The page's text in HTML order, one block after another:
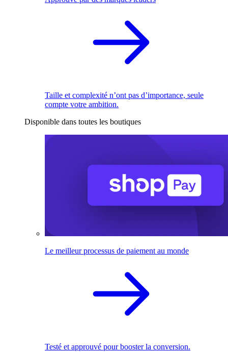
Taille et complexité n’ont pas d’importance, seule
compte votre ambition.
Disponible dans toutes les boutiques
Le meilleur processus de paiement au monde
Testé et approuvé pour booster la conversion.